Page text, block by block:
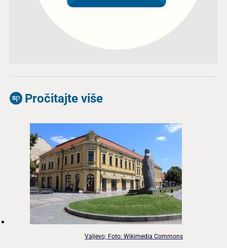
Pročitajte više
Valjevo; Foto: Wikimedia Commons